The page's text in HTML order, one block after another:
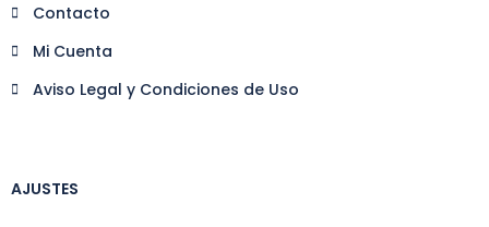
Contacto
Mi Cuenta
Aviso Legal y Condiciones de Uso
AJUSTES